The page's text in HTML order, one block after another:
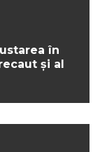
în
și al